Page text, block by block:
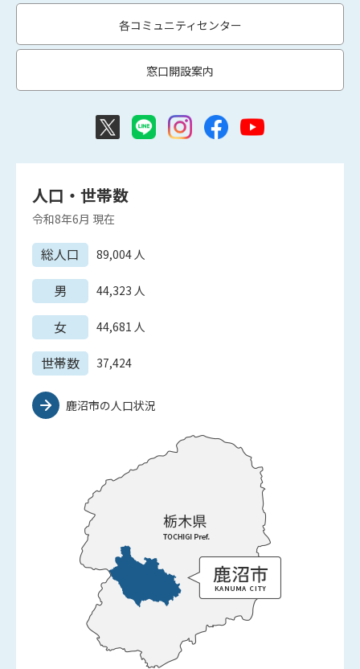
各コミュニティセンター
窓口開設案内
人口・世帯数
令和8年6月 現在
総人口 89,004 人
男 44,323 人
女 44,681 人
世帯数 37,424
鹿沼市の人口状況